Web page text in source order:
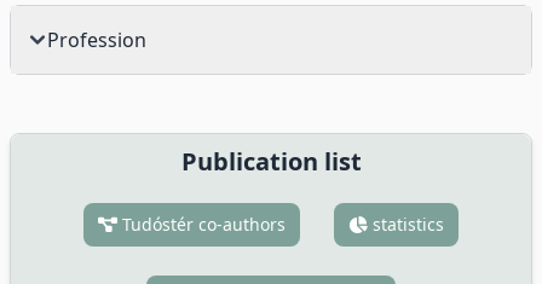
Profession
Publication list
Tudóstér co-authors statistics